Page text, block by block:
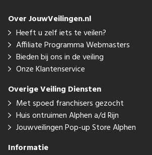
Over JouwVeilingen.nl
Heeft u zelf iets te veilen?
Affiliate Programma Webmasters
Bieden bij ons in de veiling
Onze Klantenservice
Overige Veiling Diensten
Met spoed franchisers gezocht
Huis ontruimen Alphen a/d Rijn
Jouwveilingen Pop-up Store Alphen
Informatie